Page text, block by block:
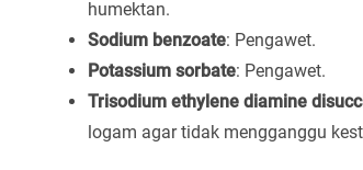
humektan.
Sodium benzoate: Pengawet.
Potassium sorbate: Pengawet.
Trisodium ethylene diamine
logam agar tidak mengganggu